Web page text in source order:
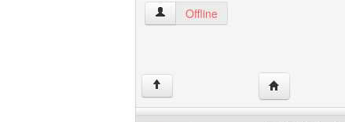
hpbk-fundgrube-design Benutzer-
Offline
↑ Website